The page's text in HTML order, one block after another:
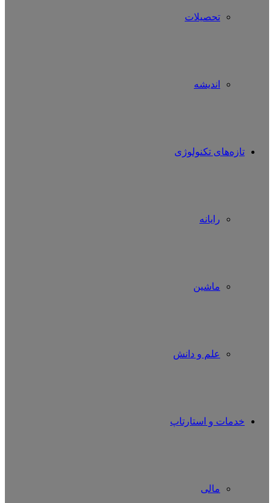
تحصیلات
اندیشه
تازه‌های تکنولوژی
رایانه
ماشین
علم و دانش
خدمات و استارتاپ
مالی